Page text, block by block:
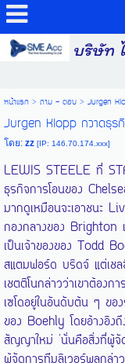
บริษัท
หน้าแรก> ถาม - ตอบ> Jurgen
Jurgen Klopp กวาดธุร
โดย:zz [IP: 146.70.174.xxx]
LEWIS STEELE ที่
ธุรกิจการโอนของ
มากดูเหมือนจะเอาชนะ
กองกลางของ Brighton
เป็นเจ้าของของ Todd
สแตมฟอร์ด บริดจ์ แต่เชล
เชตติโนกล่าวว่าเขาต้องก
เซโดอยู่ในอันดับต้น ๆ ขอ
ของ Boehly โดยอ้างอิง
สัญญาใหม่ 'นั่นคือสิ่งที่ผู้จัด